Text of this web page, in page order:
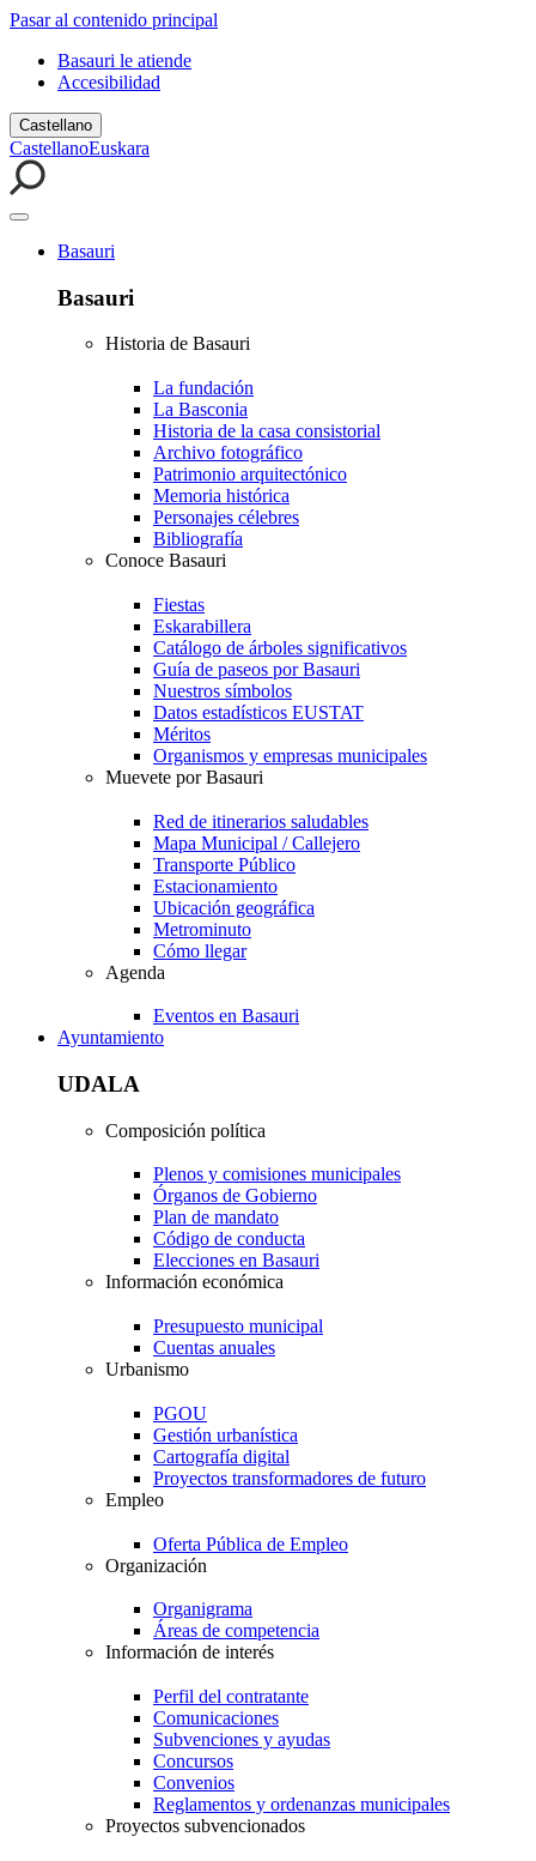
Pasar al contenido principal
Basauri le atiende
Accesibilidad
Castellano
CastellanoEuskara
Basauri
Basauri
Historia de Basauri
La fundación
La Basconia
Historia de la casa consistorial
Archivo fotográfico
Patrimonio arquitectónico
Memoria histórica
Personajes célebres
Bibliografía
Conoce Basauri
Fiestas
Eskarabillera
Catálogo de árboles significativos
Guía de paseos por Basauri
Nuestros símbolos
Datos estadísticos EUSTAT
Méritos
Organismos y empresas municipales
Muevete por Basauri
Red de itinerarios saludables
Mapa Municipal / Callejero
Transporte Público
Estacionamiento
Ubicación geográfica
Metrominuto
Cómo llegar
Agenda
Eventos en Basauri
Ayuntamiento
UDALA
Composición política
Plenos y comisiones municipales
Órganos de Gobierno
Plan de mandato
Código de conducta
Elecciones en Basauri
Información económica
Presupuesto municipal
Cuentas anuales
Urbanismo
PGOU
Gestión urbanística
Cartografía digital
Proyectos transformadores de futuro
Empleo
Oferta Pública de Empleo
Organización
Organigrama
Áreas de competencia
Información de interés
Perfil del contratante
Comunicaciones
Subvenciones y ayudas
Concursos
Convenios
Reglamentos y ordenanzas municipales
Proyectos subvencionados